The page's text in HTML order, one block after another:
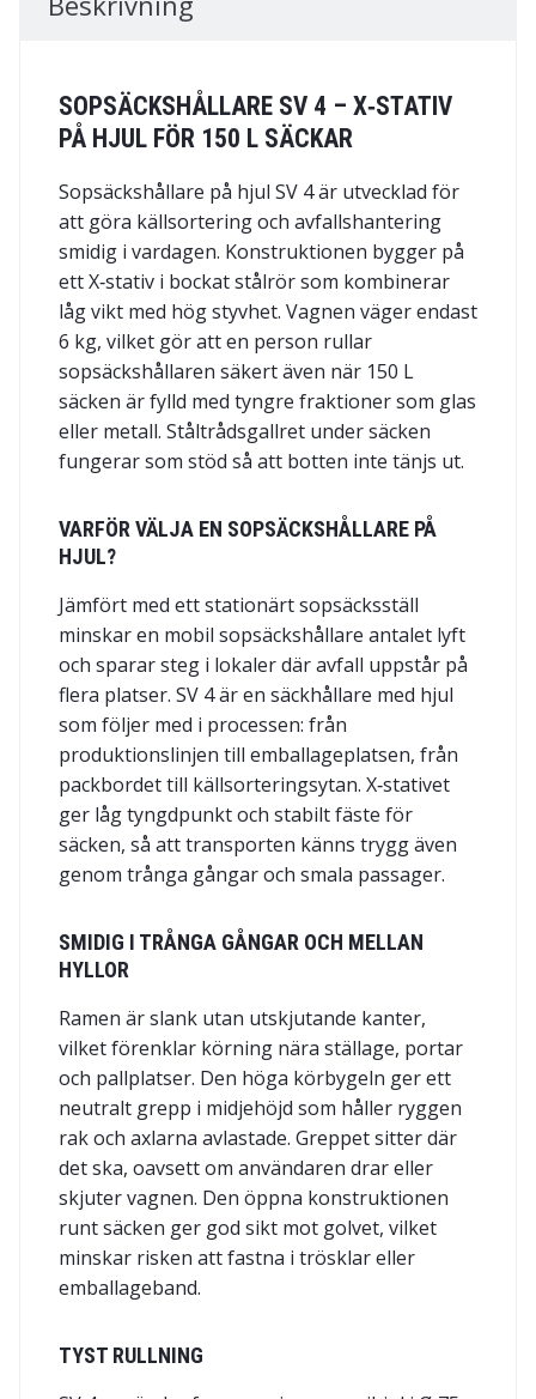
SOPSÄCKSHÅLLARE SV 4 – X‑STATIV
PÅ HJUL FÖR 150 L SÄCKAR
Sopsäckshållare på hjul SV 4 är utvecklad för
att göra källsortering och avfallshantering
smidig i vardagen. Konstruktionen bygger på
ett X‑stativ i bockat stålrör som kombinerar
låg vikt med hög styvhet. Vagnen väger endast
6 kg, vilket gör att en person rullar
sopsäckshållaren säkert även när 150 L
säcken är fylld med tyngre fraktioner som glas
eller metall. Ståltrådsgallret under säcken
fungerar som stöd så att botten inte tänjs ut.
VARFÖR VÄLJA EN SOPSÄCKSHÅLLARE PÅ
HJUL?
Jämfört med ett stationärt sopsäcksställ
minskar en mobil sopsäckshållare antalet lyft
och sparar steg i lokaler där avfall uppstår på
flera platser. SV 4 är en säckhållare med hjul
som följer med i processen: från
produktionslinjen till emballageplatsen, från
packbordet till källsorteringsytan. X‑stativet
ger låg tyngdpunkt och stabilt fäste för
säcken, så att transporten känns trygg även
genom trånga gångar och smala passager.
SMIDIG I TRÅNGA GÅNGAR OCH MELLAN
HYLLOR
Ramen är slank utan utskjutande kanter,
vilket förenklar körning nära ställage, portar
och pallplatser. Den höga körbygeln ger ett
neutralt grepp i midjehöjd som håller ryggen
rak och axlarna avlastade. Greppet sitter där
det ska, oavsett om användaren drar eller
skjuter vagnen. Den öppna konstruktionen
runt säcken ger god sikt mot golvet, vilket
minskar risken att fastna i trösklar eller
emballageband.
TYST RULLNING